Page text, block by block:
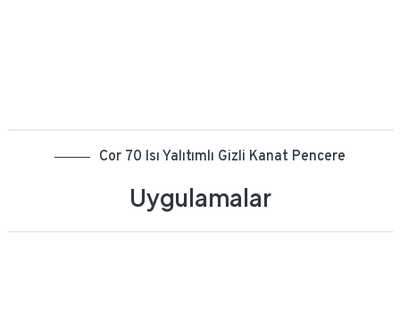
Cor 70 Isı Yalıtımlı Gizli Kanat Pencere
Uygulamalar